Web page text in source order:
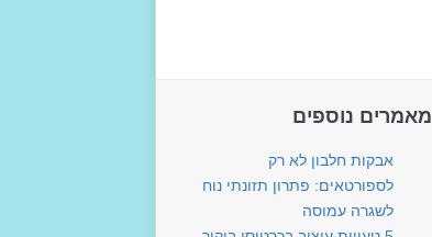
מאמרים נוספים
אבקות חלבון לא רק
לספורטאים: פתרון תזונתי נוח
לשגרה עמוסה